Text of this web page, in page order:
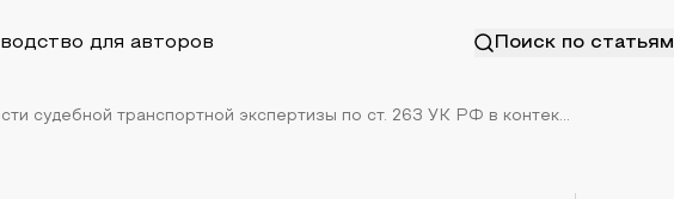
для авторов Поиск по статьям
судебной транспортной экспертизы по ст. 263 УК РФ в контек...